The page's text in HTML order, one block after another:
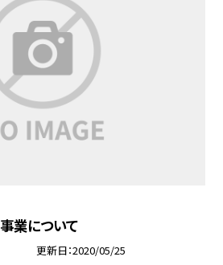
業について
更新日 2020/05/25